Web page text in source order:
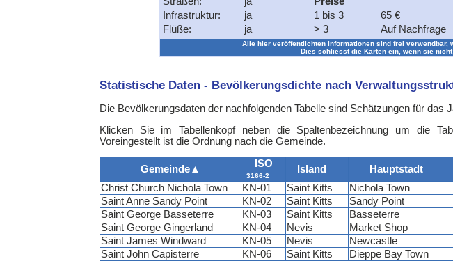
Infrastruktur:
ja
Flüße:
ja
1 bis 3
65 €
> 3
Auf Nachfrage
Alle hier veröffentlichten Informationen sind frei verwendbar,
Dies schliesst die Karten ein, wenn sie
Statistische Daten - Bevölkerungsdichte nach
Die Bevölkerungsdaten der nachfolgenden Tabelle sind Schätzungen für das
Klicken Sie im Tabellenkopf neben die Spaltenbezeichnung um die
Voreingestellt ist die Ordnung nach die Gemeinde.
Gemeinde▲ ISO
3166-2
Island Hauptstadt
Christ Church Nichola Town KN-01 Saint Kitts Nichola Town
Saint Anne Sandy Point
KN-02 Saint Kitts Sandy Point
Saint George Basseterre
KN-03 Saint Kitts Basseterre
Saint George Gingerland
KN-04 Nevis Market Shop
Saint James Windward
KN-05 Nevis Newcastle
Saint John Capisterre
KN-06 Saint Kitts Dieppe Bay Town